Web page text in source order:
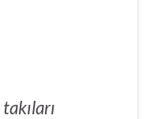
takıları